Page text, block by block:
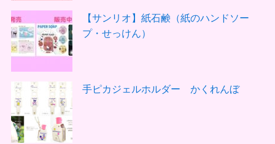
【サンリオ】紙石鹸（紙のハンドソー
プ・せっけん）
手ピカジェルホルダー かくれんぼ